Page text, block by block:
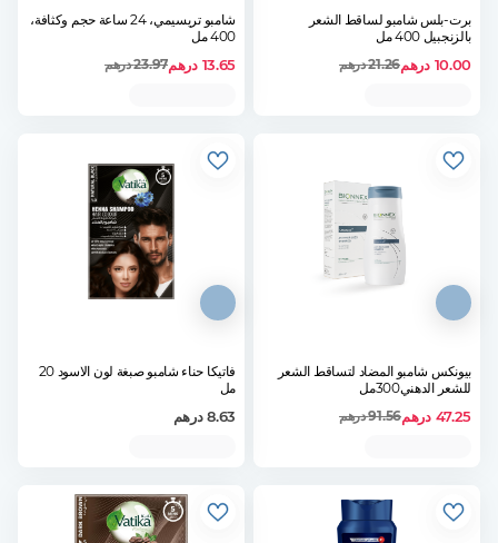
برت-بلس شامبو لساقط الشعر
بالزنجبيل 400 مل
10.00 درهم21.26درهم
شامبو تريسيمي، 24 ساعة حجم وكثافة،
400 مل
13.65 درهم23.97درهم
بيونكس شامبو المضاد لتساقط الشعر
للشعر الدهني300مل
47.25 درهم91.56درهم
فاتيكا حناء شامبو صبغة لون الاسود 20
مل
8.63 درهم